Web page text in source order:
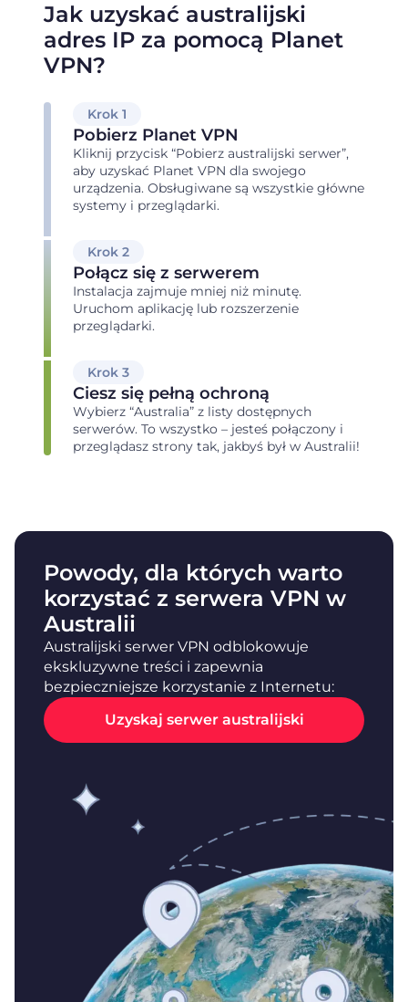
Jak uzyskać australijski
adres IP za pomocą Planet
VPN?
Krok 1
Pobierz Planet VPN
Kliknij przycisk “Pobierz australijski serwer”,
aby uzyskać Planet VPN dla swojego
urządzenia. Obsługiwane są wszystkie główne
systemy i przeglądarki.
Krok 2
Połącz się z serwerem
Instalacja zajmuje mniej niż minutę.
Uruchom aplikację lub rozszerzenie
przeglądarki.
Krok 3
Ciesz się pełną ochroną
Wybierz “Australia” z listy dostępnych
serwerów. To wszystko – jesteś połączony i
przeglądasz strony tak, jakbyś był w Australii!
Powody, dla których warto
korzystać z serwera VPN w
Australii
Australijski serwer VPN odblokowuje
ekskluzywne treści i zapewnia
bezpieczniejsze korzystanie z Internetu:
Uzyskaj serwer australijski